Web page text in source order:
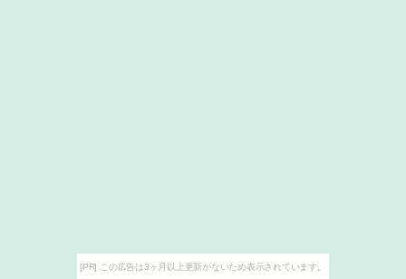
[PR] この広告は3ヶ月以上更新がないため表示されています。